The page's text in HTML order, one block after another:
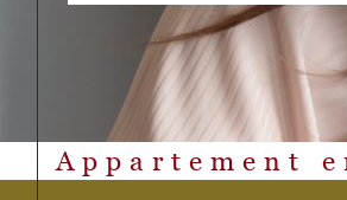
Appartement